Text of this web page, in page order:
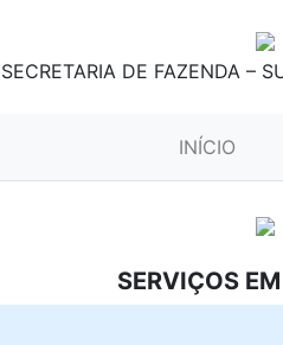
SECRETARIA DE FAZENDA –
INÍCIO
SERVIÇOS